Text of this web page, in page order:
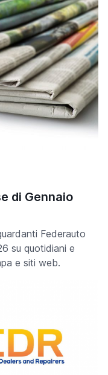
di Gennaio
Federauto
su quotidiani e
e siti web.